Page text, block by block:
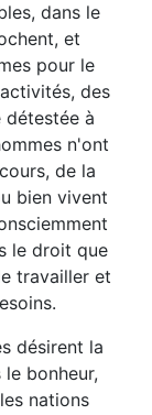
dans le
et
pour le
des
détestée à
n'ont
de la
bien vivent
le droit que
travailler et
désirent la
bonheur,
nations